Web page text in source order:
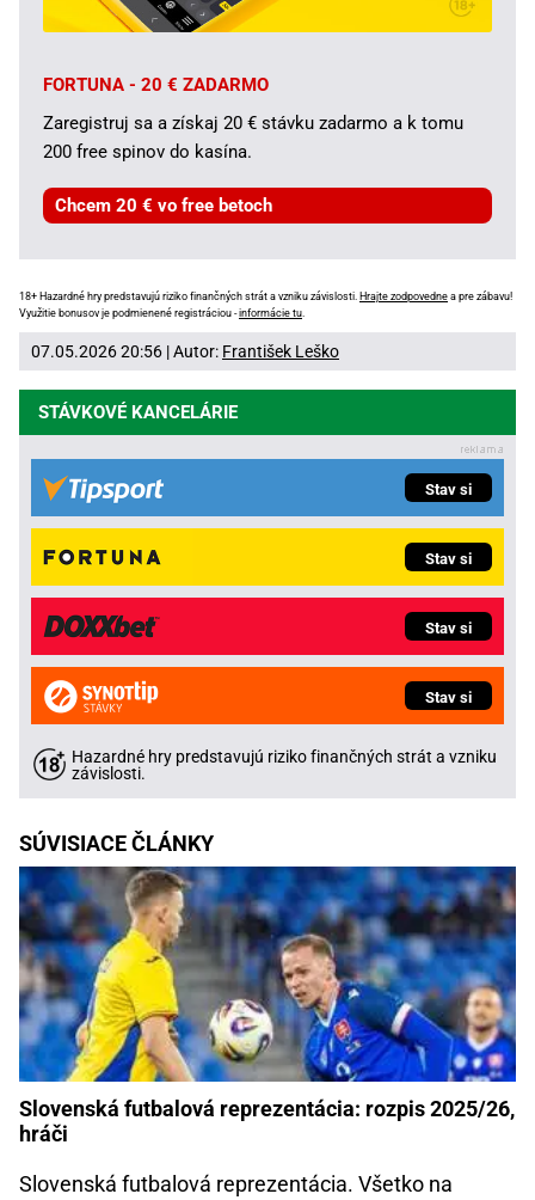
FORTUNA - 20 € ZADARMO
Zaregistruj sa a získaj 20 € stávku zadarmo a k tomu
200 free spinov do kasína.
Chcem 20 € vo free betoch
18+ Hazardné hry predstavujú riziko finančných strát a vzniku závislosti. Hrajte zodpovedne a pre zábavu!
Využitie bonusov je podmienené registráciou -informácie tu
07.05.2026 20:56 | Autor: František Leško
STÁVKOVÉ KANCELÁRIE
Stav si
Stav si
Stav si
Stav si
Hazardné hry predstavujú riziko finančných strát a vzniku
závislosti.
SÚVISIACE ČLÁNKY
Slovenská futbalová reprezentácia: rozpis 2025/26,
hráči
Slovenská futbalová reprezentácia. Všetko na